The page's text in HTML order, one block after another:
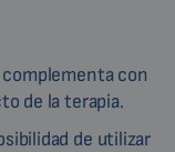
con
de la terapia.
de utilizar